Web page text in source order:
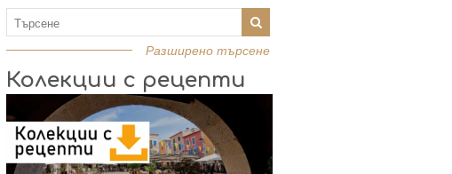
Разширено търсене
Колекции с рецепти